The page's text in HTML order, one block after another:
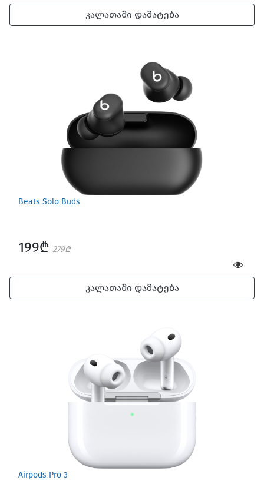
Games for Mac
კალათაში დამატება
Beats Solo Buds
199₾ 279₾
კალათაში დამატება
Airpods Pro 3